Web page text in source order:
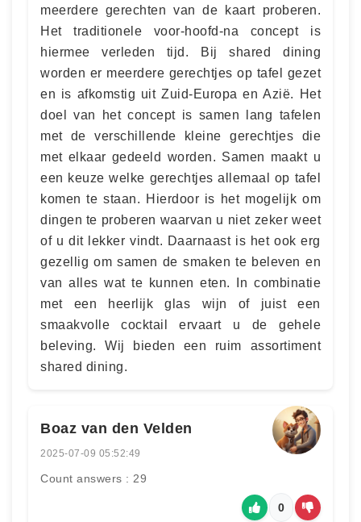
meerdere gerechten van de kaart proberen.
Het traditionele voor-hoofd-na concept is
hiermee verleden tijd. Bij shared dining
worden er meerdere gerechtjes op tafel gezet
en is afkomstig uit Zuid-Europa en Azië. Het
doel van het concept is samen lang tafelen
met de verschillende kleine gerechtjes die
met elkaar gedeeld worden. Samen maakt u
een keuze welke gerechtjes allemaal op tafel
komen te staan. Hierdoor is het mogelijk om
dingen te proberen waarvan u niet zeker weet
of u dit lekker vindt. Daarnaast is het ook erg
gezellig om samen de smaken te beleven en
van alles wat te kunnen eten. In combinatie
met een heerlijk glas wijn of juist een
smaakvolle cocktail ervaart u de gehele
beleving. Wij bieden een ruim assortiment
shared dining.
Boaz van den Velden
2025-07-09 05:52:49
Count answers : 29
0